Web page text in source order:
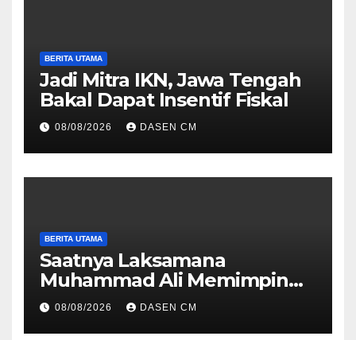
BERITA UTAMA
Jadi Mitra IKN, Jawa Tengah
Bakal Dapat Insentif Fiskal
08/08/2026 DASEN CM
BERITA UTAMA
Saatnya Laksamana
Muhammad Ali Memimpin
TNI: Menjaga Keseimbangan
Politik dan Soliditas
08/08/2026 DASEN CM